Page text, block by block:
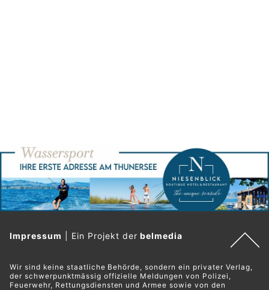
Impressum Ein Projekt derbelmedia
Wir sind keine staatliche Behörde, sondern ein privater Verlag,
der schwerpunktmässig offizielle Meldungen von Polizei,
Feuerwehr, Rettungsdiensten und Armee sowie von den